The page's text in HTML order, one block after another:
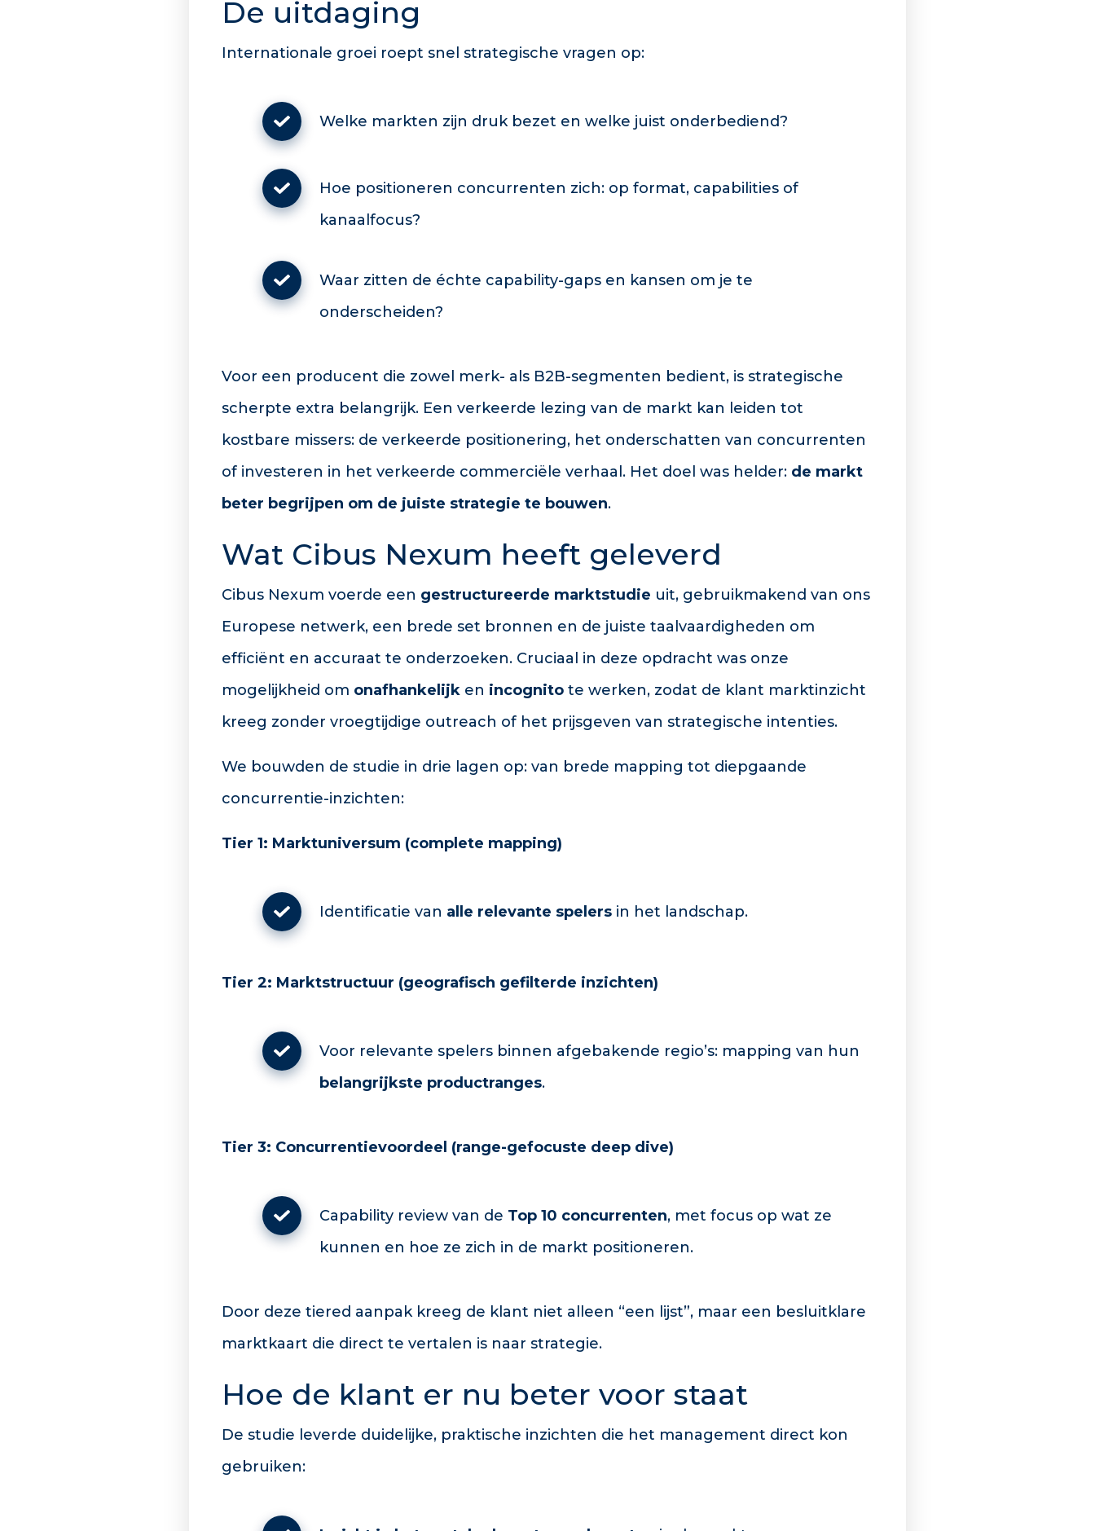
De uitdaging
Internationale groei roept snel strategische vragen op:
Welke markten zijn druk bezet en welke juist onderbediend?
Hoe positioneren concurrenten zich: op format, capabilities of
kanaalfocus?
Waar zitten de échte capability-gaps en kansen om je te
onderscheiden?
Voor een producent die zowel merk- als B2B-segmenten bedient, is strategische
scherpte extra belangrijk. Een verkeerde lezing van de markt kan leiden tot
kostbare missers: de verkeerde positionering, het onderschatten van concurrenten
of investeren in het verkeerde commerciële verhaal. Het doel was helder: de markt
beter begrijpen om de juiste strategie te bouwen.
Wat Cibus Nexum heeft geleverd
Cibus Nexum voerde een gestructureerde marktstudie uit, gebruikmakend van ons
Europese netwerk, een brede set bronnen en de juiste taalvaardigheden om
efficiënt en accuraat te onderzoeken. Cruciaal in deze opdracht was onze
mogelijkheid om onafhankelijk en incognito te werken, zodat de klant marktinzicht
kreeg zonder vroegtijdige outreach of het prijsgeven van strategische intenties.
We bouwden de studie in drie lagen op: van brede mapping tot diepgaande
concurrentie-inzichten:
Tier 1: Marktuniversum (complete mapping)
Identificatie van alle relevante spelers in het landschap.
Tier 2: Marktstructuur (geografisch gefilterde inzichten)
Voor relevante spelers binnen afgebakende regio’s: mapping van hun
belangrijkste productranges.
Tier 3: Concurrentievoordeel (range-gefocuste deep dive)
Capability review van de Top 10 concurrenten, met focus op wat ze
kunnen en hoe ze zich in de markt positioneren.
Door deze tiered aanpak kreeg de klant niet alleen “een lijst”, maar een besluitklare
marktkaart die direct te vertalen is naar strategie.
Hoe de klant er nu beter voor staat
De studie leverde duidelijke, praktische inzichten die het management direct kon
gebruiken: